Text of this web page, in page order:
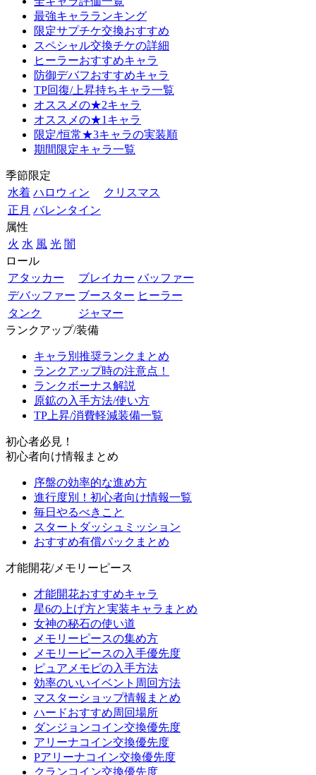
最強キャラランキング
限定サプチケ交換おすすめ
スペシャル交換チケの詳細
ヒーラーおすすめキャラ
防御デバフおすすめキャラ
TP回復/上昇持ちキャラ一覧
オススメの★2キャラ
オススメの★1キャラ
限定/恒常★3キャラの実装順
期間限定キャラ一覧
季節限定
水着 ハロウィン
クリスマス
正月 バレンタイン
属性
火 水 風 光 闇
ロール
アタッカー
ブレイカー バッファー
デバッファー ブースター ヒーラー
タンク
ジャマー
ランクアップ/装備
キャラ別推奨ランクまとめ
ランクアップ時の注意点！
ランクボーナス解説
原鉱の入手方法/使い方
TP上昇/消費軽減装備一覧
初心者必見！
初心者向け情報まとめ
序盤の効率的な進め方
進行度別！初心者向け情報一覧
毎日やるべきこと
スタートダッシュミッション
おすすめ有償パックまとめ
才能開花/メモリーピース
才能開花おすすめキャラ
星6の上げ方と実装キャラまとめ
女神の秘石の使い道
メモリーピースの集め方
メモリーピースの入手優先度
ピュアメモピの入手方法
効率のいいイベント周回方法
マスターショップ情報まとめ
ハードおすすめ周回場所
ダンジョンコイン交換優先度
アリーナコイン交換優先度
Pアリーナコイン交換優先度
クランコイン交換優先度